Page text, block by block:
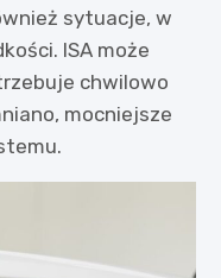
sytuacje, w
ISA może
chwilowo
mocniejsze